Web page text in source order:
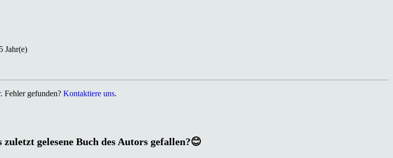
Jahr(e)
. Fehler gefunden? Kontaktiere uns.
gelesene Buch des Autors gefallen?😊